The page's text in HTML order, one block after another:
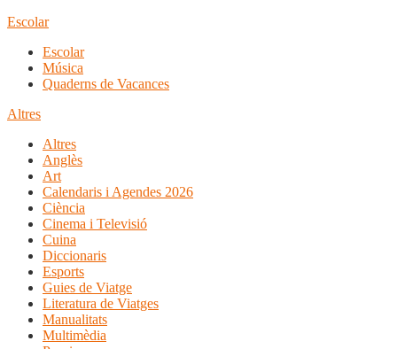
Escolar
Escolar
Música
Quaderns de Vacances
Altres
Altres
Anglès
Art
Calendaris i Agendes 2026
Ciència
Cinema i Televisió
Cuina
Diccionaris
Esports
Guies de Viatge
Literatura de Viatges
Manualitats
Multimèdia